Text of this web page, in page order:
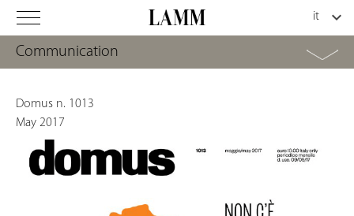
Communication
Domus n. 1013
May 2017